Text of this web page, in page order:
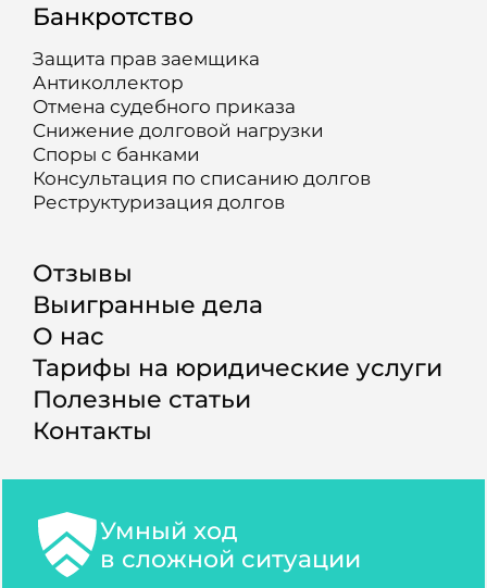
Банкротство
Защита прав заемщика
Антиколлектор
Отмена судебного приказа
Снижение долговой нагрузки
Споры с банками
Консультация по списанию долгов
Реструктуризация долгов
Отзывы
Выигранные дела
О нас
Тарифы на юридические услуги
Полезные статьи
Контакты
Умный ход
в сложной ситуации